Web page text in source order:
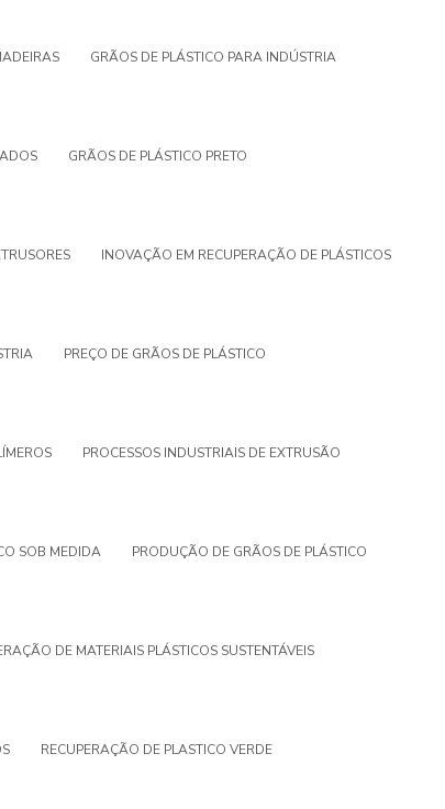
GRÃOS DE PLÁSTICO PARA INDÚSTRIA
GRÃOS DE PLÁSTICO PRETO
INOVAÇÃO EM RECUPERAÇÃO DE PLÁSTICOS
PREÇO DE GRÃOS DE PLÁSTICO
PROCESSOS INDUSTRIAIS DE EXTRUSÃO
SOB MEDIDA PRODUÇÃO DE GRÃOS DE PLÁSTICO
DE MATERIAIS PLÁSTICOS SUSTENTÁVEIS
RECUPERAÇÃO DE PLASTICO VERDE